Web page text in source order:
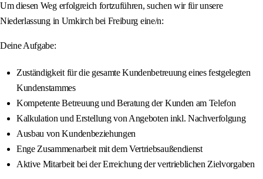
Um diesen Weg erfolgreich fortzuführen, suchen wir für unsere
Niederlassung in Umkirch bei Freiburg eine/n:
Deine Aufgabe:
Zuständigkeit für die gesamte Kundenbetreuung eines festgelegten
Kundenstammes
Kompetente Betreuung und Beratung der Kunden am Telefon
Kalkulation und Erstellung von Angeboten inkl. Nachverfolgung
Ausbau von Kundenbeziehungen
Enge Zusammenarbeit mit dem Vertriebsaußendienst
Aktive Mitarbeit bei der Erreichung der vertrieblichen Zielvorgaben